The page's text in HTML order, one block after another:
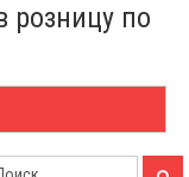
розницу по